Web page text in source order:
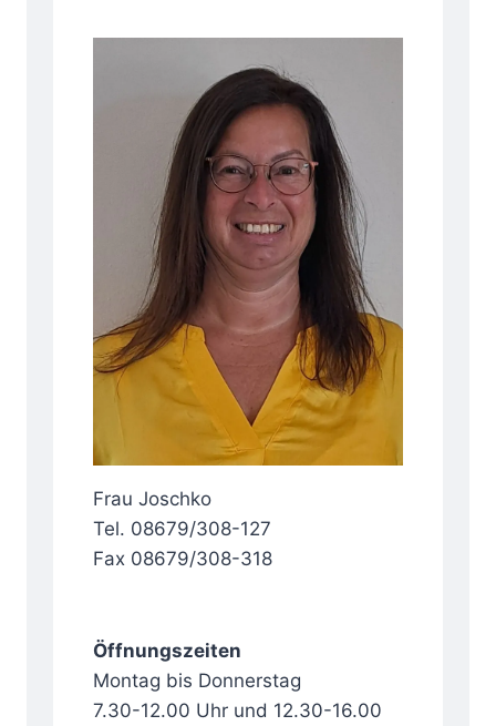
Frau Joschko
Tel. 08679/308-127
Fax 08679/308-318
Öffnungszeiten
Montag bis Donnerstag
7.30-12.00 Uhr und 12.30-16.00